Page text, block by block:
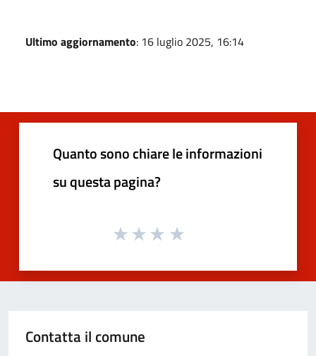
Ultimo aggiornamento: 16 luglio 2025, 16:14
Quanto sono chiare le informazioni
su questa pagina?
Contatta il comune